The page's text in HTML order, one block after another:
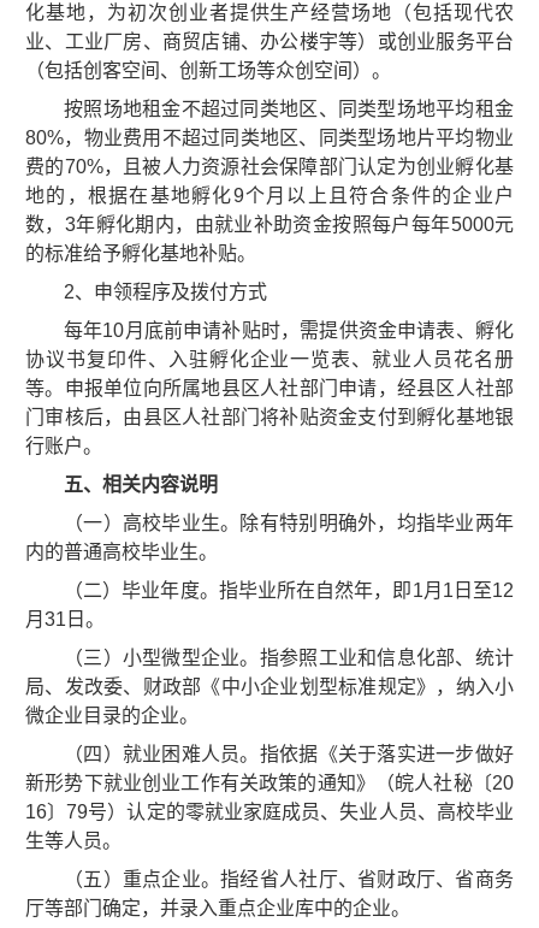
化基地，为初次创业者提供生产经营场地（包括现代农
业、工业厂房、商贸店铺、办公楼宇等）或创业服务平台
（包括创客空间、创新工场等众创空间）。
按照场地租金不超过同类地区、同类型场地平均租金
80%，物业费用不超过同类地区、同类型场地片平均物业
费的70%，且被人力资源社会保障部门认定为创业孵化基
地的，根据在基地孵化9个月以上且符合条件的企业户
数，3年孵化期内，由就业补助资金按照每户每年5000元
的标准给予孵化基地补贴。
2、申领程序及拨付方式
每年10月底前申请补贴时，需提供资金申请表、孵化
协议书复印件、入驻孵化企业一览表、就业人员花名册
等。申报单位向所属地县区人社部门申请，经县区人社部
门审核后，由县区人社部门将补贴资金支付到孵化基地银
行账户。
五、相关内容说明
（一）高校毕业生。除有特别明确外，均指毕业两年
内的普通高校毕业生。
（二）毕业年度。指毕业所在自然年，即1月1日至12
月31日。
（三）小型微型企业。指参照工业和信息化部、统计
局、发改委、财政部《中小企业划型标准规定》，纳入小
微企业目录的企业。
（四）就业困难人员。指依据《关于落实进一步做好
新形势下就业创业工作有关政策的通知》（皖人社秘〔20
16〕79号）认定的零就业家庭成员、失业人员、高校毕业
生等人员。
（五）重点企业。指经省人社厅、省财政厅、省商务
厅等部门确定，并录入重点企业库中的企业。